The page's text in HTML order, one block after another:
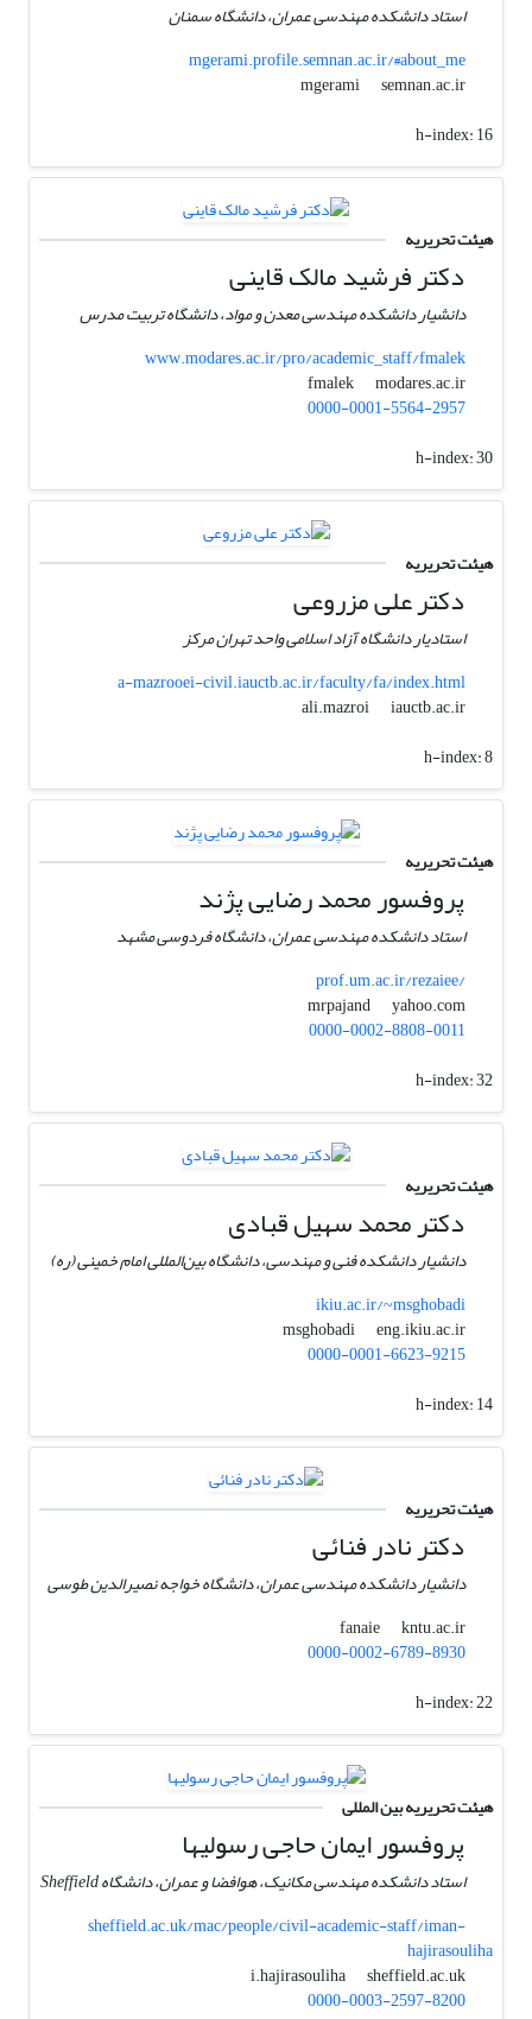
استاد دانشکده مهندسی عمران، دانشگاه سمنان
mgerami.profile.semnan.ac.ir/#about_me
mgerami
semnan.ac.ir
h-index:16
هیئت تحریریه
دکتر فرشید مالک قاینی
دانشیار دانشکده مهندسی معدن و مواد، دانشگاه تربیت مدرس
www.modares.ac.ir/pro/academic_staff/fmalek
fmalek
modares.ac.ir
0000-0001-5564-2957
h-index:30
هیئت تحریریه
دکتر علی مزروعی
استادیار دانشگاه آزاد اسلامی واحد تهران مرکز
a-mazrooei-civil.iauctb.ac.ir/faculty/fa/index.html
ali.mazroi
iauctb.ac.ir
h-index:8
هیئت تحریریه
پروفسور محمد رضایی پژند
استاد دانشکده مهندسی عمران، دانشگاه فردوسی مشهد
prof.um.ac.ir/rezaiee/
mrpajand
yahoo.com
0000-0002-8808-0011
h-index:32
هیئت تحریریه
دکتر محمد سهیل قبادی
دانشیار دانشکده فنی و مهندسی، دانشگاه بین‌المللی امام خمینی (ره)
ikiu.ac.ir/~msghobadi
msghobadi
eng.ikiu.ac.ir
0000-0001-6623-9215
h-index:14
هیئت تحریریه
دکتر نادر فنائی
دانشیار دانشکده مهندسی عمران، دانشگاه خواجه نصیرالدین طوسی
fanaie
kntu.ac.ir
0000-0002-6789-8930
h-index:22
هیئت تحریریه بین المللی
پروفسور ایمان حاجی رسولیها
استاد دانشکده مهندسی مکانیک، هوافضا و عمران، دانشگاه Sheffield
sheffield.ac.uk/mac/people/civil-academic-staff/iman-
hajirasouliha
i.hajirasouliha
sheffield.ac.uk
0000-0003-2597-8200